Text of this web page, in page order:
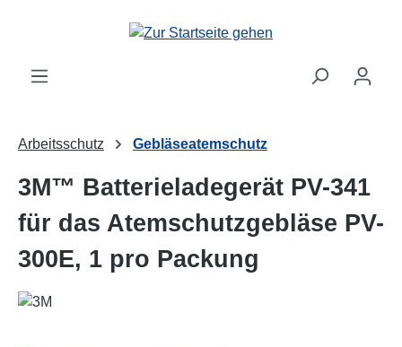
Zum Hauptinhalt springen
Arbeitsschutz Gebläseatemschutz
3M™ Batterieladegerät PV-341
für das Atemschutzgebläse PV-
300E, 1 pro Packung